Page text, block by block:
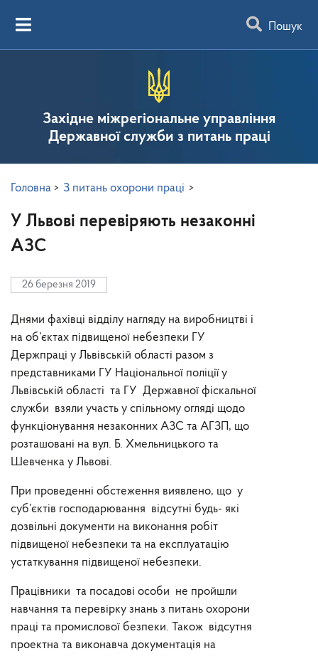
Пошук
Західне міжрегіональне управління
Державної служби з питань праці
Головна > З питань охорони праці >
У Львові перевіряють незаконні
АЗС
26 березня 2019
Днями фахівці відділу нагляду на виробництві і
на об’єктах підвищеної небезпеки ГУ
Держпраці у Львівській області разом з
представниками ГУ Національної поліції у
Львівській області та ГУ Державної фіскальної
служби взяли участь у спільному огляді щодо
функціонування незаконних АЗС та АГЗП, що
розташовані на вул. Б. Хмельницького та
Шевченка у Львові.
При проведенні обстеження виявлено, що у
суб’єктів господарювання відсутні будь- які
дозвільні документи на виконання робіт
підвищеної небезпеки та на експлуатацію
устаткування підвищеної небезпеки.
Працівники та посадові особи не пройшли
навчання та перевірку знань з питань охорони
праці та промислової безпеки. Також відсутня
проектна та виконавча документація на